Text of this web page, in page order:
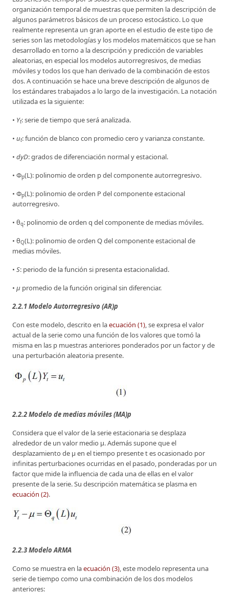
organización temporal de muestras que permiten la descripción de
algunos parámetros básicos de un proceso estocástico. Lo que
realmente representa un gran aporte en el estudio de este tipo de
series son las metodologías y los modelos matemáticos que se han
desarrollado en torno a la descripción y predicción de variables
aleatorias, en especial los modelos autorregresivos, de medias
móviles y todos los que han derivado de la combinación de estos
dos. A continuación se hace una breve descripción de algunos de
los estándares trabajados a lo largo de la investigación. La notación
utilizada es la siguiente:
• Yt: serie de tiempo que será analizada.
• ut: función de blanco con promedio cero y varianza constante.
• dyD: grados de diferenciación normal y estacional.
• Φp(L): polinomio de orden p del componente autorregresivo.
• Φp(L): polinomio de orden P del componente estacional
autorregresivo.
• θq: polinomio de orden q del componente de medias móviles.
• θQ(L): polinomio de orden Q del componente estacional de
medias móviles.
• S: periodo de la función si presenta estacionalidad.
• µ promedio de la función original sin diferenciar.
2.2.1 Modelo Autorregresivo (AR)p
Con este modelo, descrito en laecuación (1), se expresa el valor
actual de la serie como una función de los valores que tomó la
misma en las p muestras anteriores ponderados por un factor y de
una perturbación aleatoria presente.
2.2.2 Modelo de medias móviles (MA)p
Considera que el valor de la serie estacionaria se desplaza
alrededor de un valor medio µ. Además supone que el
desplazamiento de µ en el tiempo presente t es ocasionado por
infinitas perturbaciones ocurridas en el pasado, ponderadas por un
factor que mide la influencia de cada una de ellas en el valor
presente de la serie. Su descripción matemática se plasma en
ecuación (2).
2.2.3 Modelo ARMA
Como se muestra en laecuación (3), este modelo representa una
serie de tiempo como una combinación de los dos modelos
anteriores: